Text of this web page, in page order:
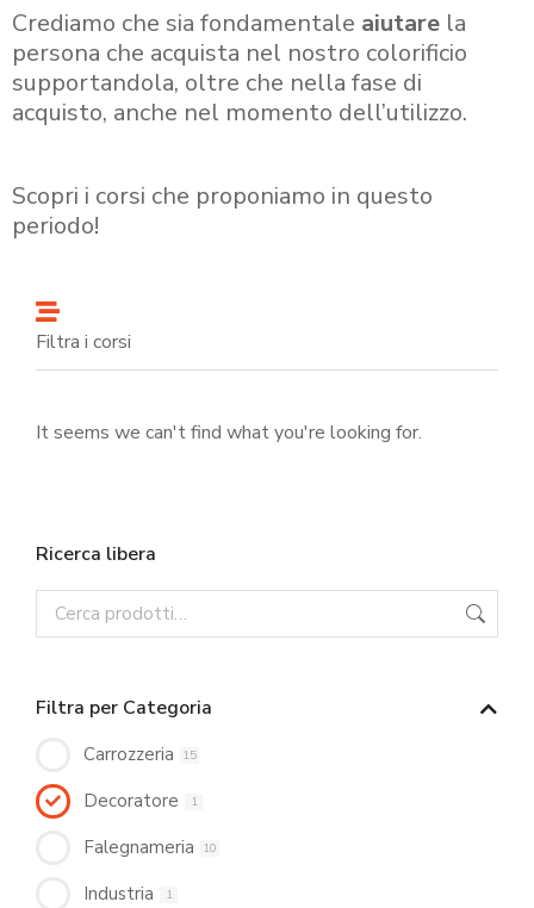
Crediamo che sia fondamentale aiutare la
persona che acquista nel nostro colorificio
supportandola, oltre che nella fase di
acquisto, anche nel momento dell’utilizzo.
Scopri i corsi che proponiamo in questo
periodo!
Filtra i corsi
It seems we can't find what you're looking for.
Ricerca libera
Filtra per Categoria
Carrozzeria 15
Decoratore 1
Falegnameria 10
Industria 1